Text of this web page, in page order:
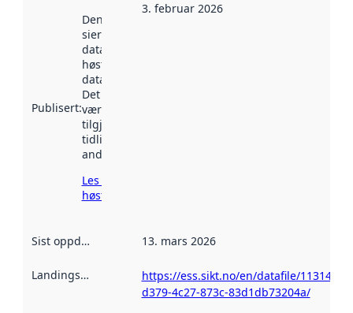
Publisert:
Denne datoen
sier når
datasettet ble
høstet av
data.norge.no.
Det kan ha
vært
tilgjengelig
tidligere
andre steder.
Les mer om
høsting her
3. februar 2026
Sist oppdatert 13. mars 2026
Landingsside
https://ess.sikt.no/en/datafile/11314cea-
d379-4c27-873c-83d1db73204a/